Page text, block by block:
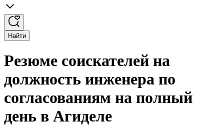
Найти
Резюме соискателей на
должность инженера по
согласованиям на полный
день в Агиделе